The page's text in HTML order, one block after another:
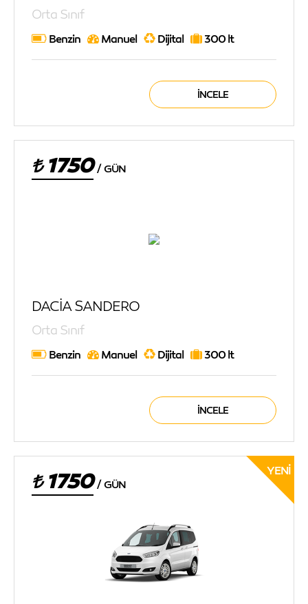
Orta Sınıf
Benzin Manuel Dijital 300 lt
İNCELE
1750 / GÜN
DACİA SANDERO
Orta Sınıf
Benzin Manuel Dijital 300 lt
İNCELE
YENI
1750 / GÜN